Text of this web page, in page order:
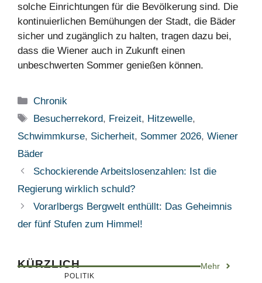
solche Einrichtungen für die Bevölkerung sind. Die
kontinuierlichen Bemühungen der Stadt, die Bäder
sicher und zugänglich zu halten, tragen dazu bei,
dass die Wiener auch in Zukunft einen
unbeschwerten Sommer genießen können.
Kategorien
Chronik
Schlagwörter
Besucherrekord, Freizeit, Hitzewelle,
Schwimmkurse, Sicherheit, Sommer 2026, Wiener
Bäder
Schockierende Arbeitslosenzahlen: Ist die
Regierung wirklich schuld?
Vorarlbergs Bergwelt enthüllt: Das Geheimnis
der fünf Stufen zum Himmel!
KÜRZLICH Mehr
POLITIK